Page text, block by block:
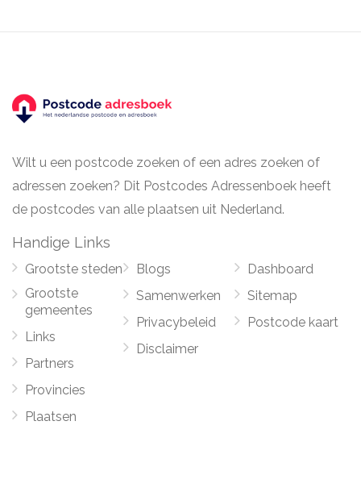
Wilt u een postcode zoeken of een adres zoeken of
adressen zoeken? Dit Postcodes Adressenboek heeft
de postcodes van alle plaatsen uit Nederland.
Handige Links
Grootste steden
Grootste
gemeentes
Links
Partners
Provincies
Plaatsen
Blogs
Samenwerken
Privacybeleid
Disclaimer
Dashboard
Sitemap
Postcode kaart